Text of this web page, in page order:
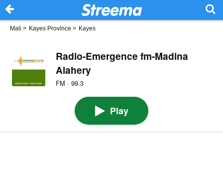
Mali > Kayes Province > Kayes
Radio-Emergence fm-Madina
Alahery
FM · 99.3
Play